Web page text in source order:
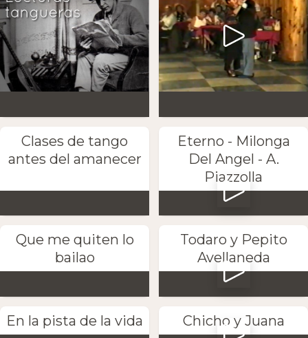
Clases de tango
antes del amanecer
Eterno - Milonga
Del Angel - A.
Piazzolla
Que me quiten lo
bailao
Todaro y Pepito
Avellaneda
En la pista de la vida Chicho y Juana